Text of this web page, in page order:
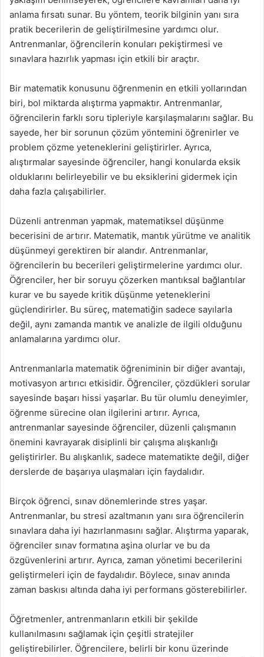
anlama fırsatı sunar. Bu yöntem, teorik bilginin yanı sıra
pratik becerilerin de geliştirilmesine yardımcı olur.
Antrenmanlar, öğrencilerin konuları pekiştirmesi ve
sınavlara hazırlık yapması için etkili bir araçtır.
Bir matematik konusunu öğrenmenin en etkili yollarından
biri, bol miktarda alıştırma yapmaktır. Antrenmanlar,
öğrencilerin farklı soru tipleriyle karşılaşmalarını sağlar. Bu
sayede, her bir sorunun çözüm yöntemini öğrenirler ve
problem çözme yeteneklerini geliştirirler. Ayrıca,
alıştırmalar sayesinde öğrenciler, hangi konularda eksik
olduklarını belirleyebilir ve bu eksiklerini gidermek için
daha fazla çalışabilirler.
Düzenli antrenman yapmak, matematiksel düşünme
becerisini de artırır. Matematik, mantık yürütme ve analitik
düşünmeyi gerektiren bir alandır. Antrenmanlar,
öğrencilerin bu becerileri geliştirmelerine yardımcı olur.
Öğrenciler, her bir soruyu çözerken mantıksal bağlantılar
kurar ve bu sayede kritik düşünme yeteneklerini
güçlendirirler. Bu süreç, matematiğin sadece sayılarla
değil, aynı zamanda mantık ve analizle de ilgili olduğunu
anlamalarına yardımcı olur.
Antrenmanlarla matematik öğreniminin bir diğer avantajı,
motivasyon artırıcı etkisidir. Öğrenciler, çözdükleri sorular
sayesinde başarı hissi yaşarlar. Bu tür olumlu deneyimler,
öğrenme sürecine olan ilgilerini artırır. Ayrıca,
antrenmanlar sayesinde öğrenciler, düzenli çalışmanın
önemini kavrayarak disiplinli bir çalışma alışkanlığı
geliştirirler. Bu alışkanlık, sadece matematikte değil, diğer
derslerde de başarıya ulaşmaları için faydalıdır.
Birçok öğrenci, sınav dönemlerinde stres yaşar.
Antrenmanlar, bu stresi azaltmanın yanı sıra öğrencilerin
sınavlara daha iyi hazırlanmasını sağlar. Alıştırma yaparak,
öğrenciler sınav formatına aşina olurlar ve bu da
özgüvenlerini artırır. Ayrıca, zaman yönetimi becerilerini
geliştirmeleri için de faydalıdır. Böylece, sınav anında
zaman baskısı altında daha iyi performans gösterebilirler.
Öğretmenler, antrenmanların etkili bir şekilde
kullanılmasını sağlamak için çeşitli stratejiler
geliştirebilirler. Öğrencilere, belirli bir konu üzerinde